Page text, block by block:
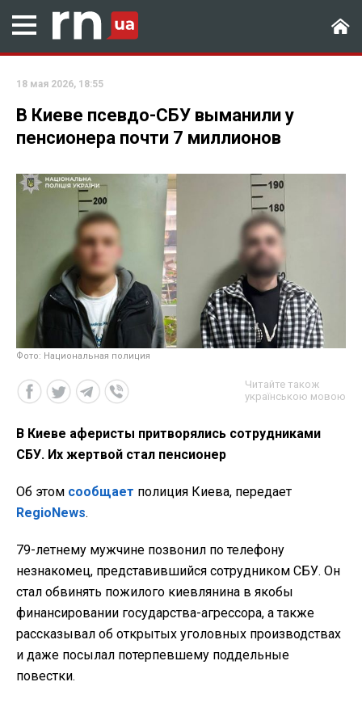
18 мая 2026, 18:55
В Киеве псевдо-СБУ выманили у
пенсионера почти 7 миллионов
Фото: Национальная полиция
Читайте також
українською мовою
В Киеве аферисты притворялись сотрудниками
СБУ. Их жертвой стал пенсионер
Об этом сообщает полиция Киева, передает
RegioNews.
79-летнему мужчине позвонил по телефону
незнакомец, представившийся сотрудником СБУ. Он
стал обвинять пожилого киевлянина в якобы
финансировании государства-агрессора, а также
рассказывал об открытых уголовных производствах
и даже посылал потерпевшему поддельные
повестки.